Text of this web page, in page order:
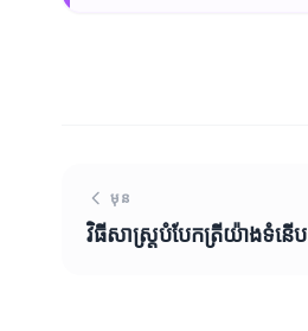
មុន
វិធីសាស្រ្តបំបែកត្រីយ៉ាងទំនើប